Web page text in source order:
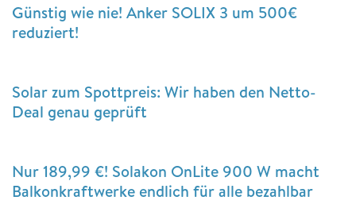
Günstig wie nie! Anker SOLIX 3 um 500€
reduziert!
Solar zum Spottpreis: Wir haben den Netto-
Deal genau geprüft
Nur 189,99 €! Solakon OnLite 900 W macht
Balkonkraftwerke endlich für alle bezahlbar